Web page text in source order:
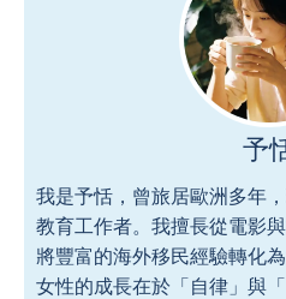
予
我是予恬，曾旅居歐洲多年
教育工作者。我擅長從電影
將豐富的海外移民經驗轉化
女性的成長在於「自律」與